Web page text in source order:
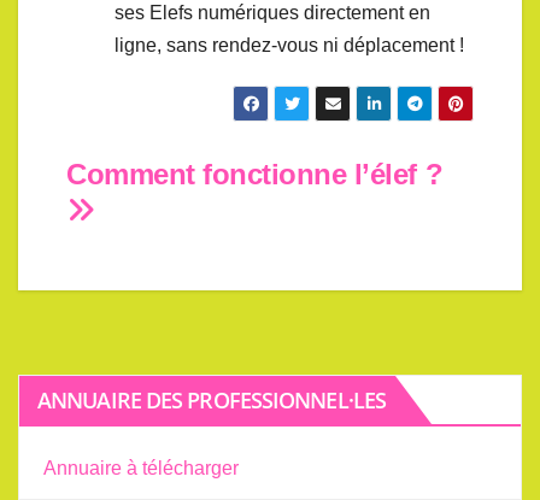
ses Elefs numériques directement en
ligne, sans rendez-vous ni déplacement !
Navigation
de
l’article
Comment fonctionne l’élef ?
ANNUAIRE DES PROFESSIONNEL·LES
Annuaire à télécharger